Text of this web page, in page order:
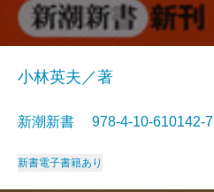
小林英夫／著
新潮新書 978-4-10-
新書電子書籍あり